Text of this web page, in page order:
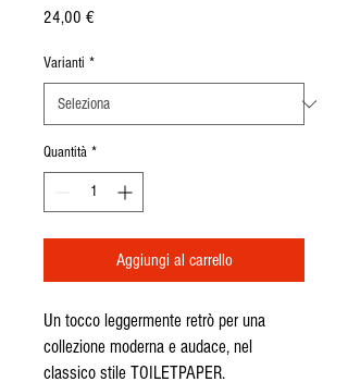
24,00 €Prezzo
Varianti *
Quantità *
Aggiungi al carrello
Un tocco leggermente retrò per una
collezione moderna e audace, nel
classico stile TOILETPAPER.